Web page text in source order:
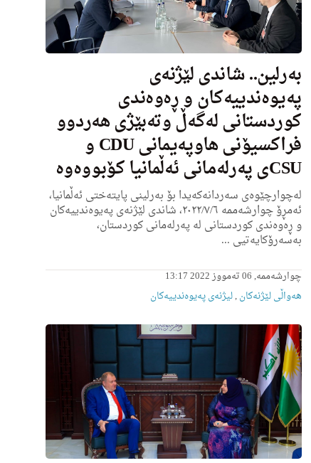
به‌رلین.. شاندی لێژنەی
پەیوەندییەکان و ڕەوەندی
کوردستانی لەگەڵ وتەبێژی ھەردوو
فراکسیۆنی ھاوپەیمانی CDU و
CSUی پەرلەمانی ئەڵمانیا کۆبووەوە
لەچوارچێوەی سەردانەکەیدا بۆ بەرلینی پایتەختی ئەڵمانیا،
ئه‌مڕۆ چوارشه‌ممه‌ ٢٠٢٢/٧/٦، شاندی لێژنەی پەیوەندییەکان
و ڕەوەندی کوردستانی لە پەرلەمانی کوردستان،
بەسەرۆکایەتیی ...
چوارشەممە, 06 تەمووز 2022 13:17
هه‌واڵى لێژنه‌كان,لیژنەی په‌یوه‌ندییه‌كان